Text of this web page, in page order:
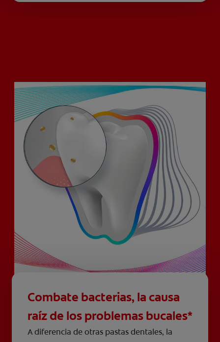
Combate bacterias, la causa
raíz de los problemas bucales*
A diferencia de otras pastas dentales, la